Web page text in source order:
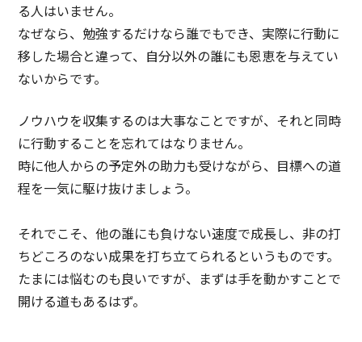
る人はいません。
なぜなら、勉強するだけなら誰でもでき、実際に行動に
移した場合と違って、自分以外の誰にも恩恵を与えてい
ないからです。
ノウハウを収集するのは大事なことですが、それと同時
に行動することを忘れてはなりません。
時に他人からの予定外の助力も受けながら、目標への道
程を一気に駆け抜けましょう。
それでこそ、他の誰にも負けない速度で成長し、非の打
ちどころのない成果を打ち立てられるというものです。
たまには悩むのも良いですが、まずは手を動かすことで
開ける道もあるはず。